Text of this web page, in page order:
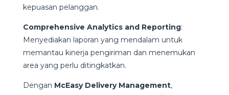
kepuasan pelanggan.
Comprehensive Analytics and Reporting:
Menyediakan laporan yang mendalam untuk
memantau kinerja pengiriman dan menemukan
area yang perlu ditingkatkan.
Dengan McEasy Delivery Management,